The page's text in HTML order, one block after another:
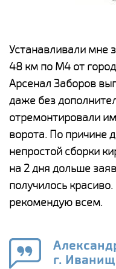
Устанавливали мне
48 км по М4 от
Арсенал Заборов
даже без
отремонтировали
ворота. По причине
непростой сборки
на 2 дня дольше
получилось
рекомендую всем.
г.